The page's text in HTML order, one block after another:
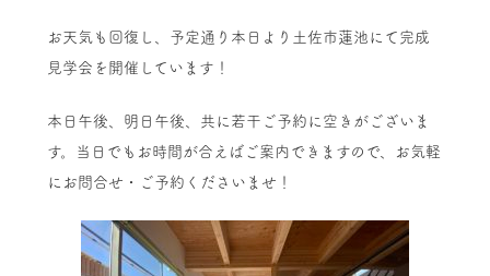
お天気も回復し、予定通り本日より土佐市蓮池にて完成
見学会を開催しています！
本日午後、明日午後、共に若干ご予約に空きがございま
す。当日でもお時間が合えばご案内できますので、お気軽
にお問合せ・ご予約くださいませ！